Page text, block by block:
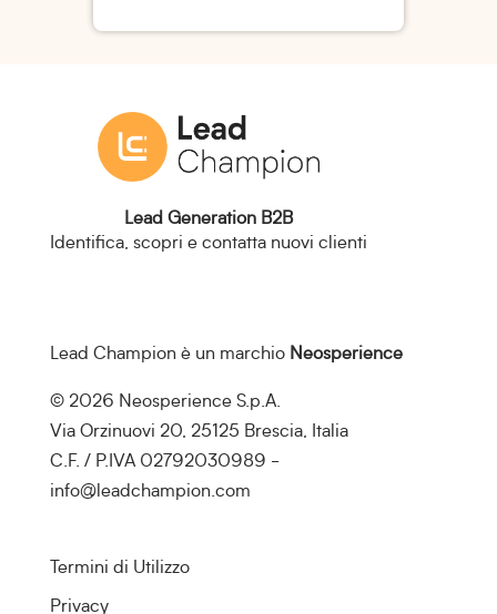
Lead Generation B2B
Identifica, scopri e contatta nuovi clienti
Lead Champion è un marchio Neosperience
© 2026 Neosperience S.p.A.
Via Orzinuovi 20, 25125 Brescia, Italia
C.F. / P.IVA 02792030989 -
info@leadchampion.com
Termini di Utilizzo
Privacy